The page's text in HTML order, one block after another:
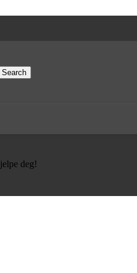
Search
deg!